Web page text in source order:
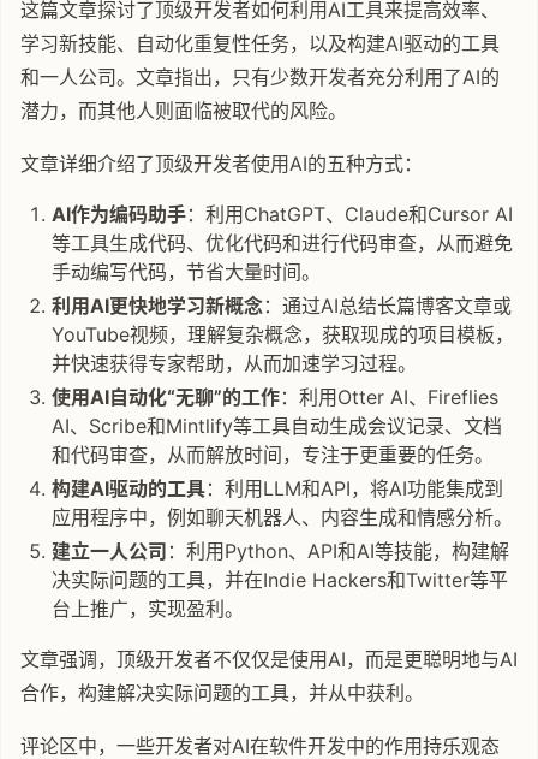
这篇文章探讨了顶级开发者如何利用AI工具来提高效率、
学习新技能、自动化重复性任务，以及构建AI驱动的工具
和一人公司。文章指出，只有少数开发者充分利用了AI的
潜力，而其他人则面临被取代的风险。
文章详细介绍了顶级开发者使用AI的五种方式：
AI作为编码助手：利用ChatGPT、Claude和Cursor AI
等工具生成代码、优化代码和进行代码审查，从而避免
手动编写代码，节省大量时间。
利用AI更快地学习新概念：通过AI总结长篇博客文章或
YouTube视频，理解复杂概念，获取现成的项目模板，
并快速获得专家帮助，从而加速学习过程。
使用AI自动化“无聊”的工作：利用Otter AI、Fireflies
AI、Scribe和Mintlify等工具自动生成会议记录、文档
和代码审查，从而解放时间，专注于更重要的任务。
构建AI驱动的工具：利用LLM和API，将AI功能集成到
应用程序中，例如聊天机器人、内容生成和情感分析。
建立一人公司 ：利用Python、API和AI等技能，构建解
决实际问题的工具，并在Indie Hackers和Twitter等平
台上推广，实现盈利。
文章强调，顶级开发者不仅仅是使用AI，而是更聪明地与AI
合作，构建解决实际问题的工具，并从中获利。
评论区中，一些开发者对AI在软件开发中的作用持乐观态